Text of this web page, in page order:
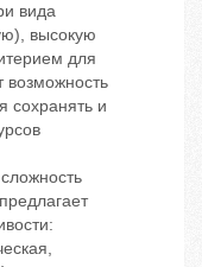
вида
высокую
для
возможность
сохранять и